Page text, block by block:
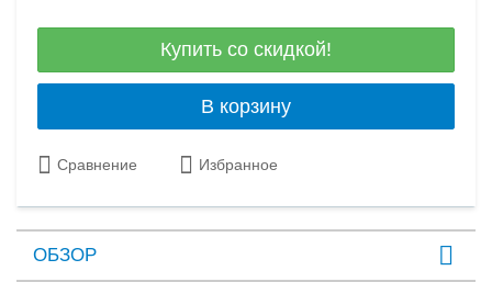
Купить со скидкой!
В корзину
Сравнение Избранное
ОБЗОР